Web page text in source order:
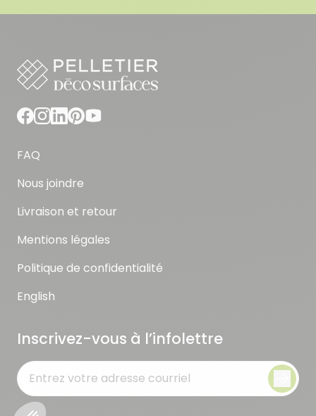
FAQ
Nous joindre
Livraison et retour
Mentions légales
Politique de confidentialité
English
Inscrivez-vous à l’infolettre